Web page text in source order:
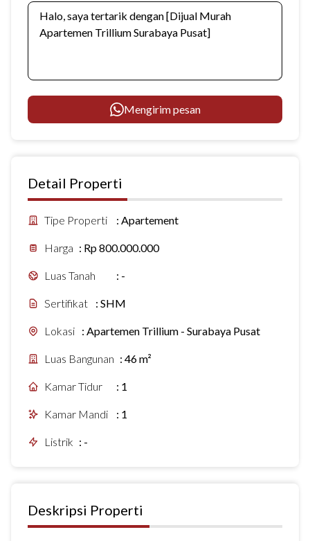
Mengirim pesan
Detail Properti
Tipe Properti : Apartement
Harga : Rp 800.000.000
Luas Tanah : -
Sertifikat : SHM
Lokasi : Apartemen Trillium - Surabaya Pusat
Luas Bangunan : 46 m²
Kamar Tidur : 1
Kamar Mandi : 1
Listrik : -
Deskripsi Properti